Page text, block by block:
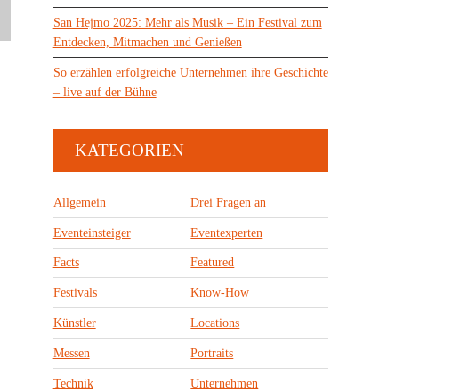
San Hejmo 2025: Mehr als Musik – Ein Festival zum
Entdecken, Mitmachen und Genießen
So erzählen erfolgreiche Unternehmen ihre Geschichte
– live auf der Bühne
KATEGORIEN
Allgemein Drei Fragen an
Eventeinsteiger Eventexperten
Facts Featured
Festivals Know-How
Künstler Locations
Messen Portraits
Technik Unternehmen